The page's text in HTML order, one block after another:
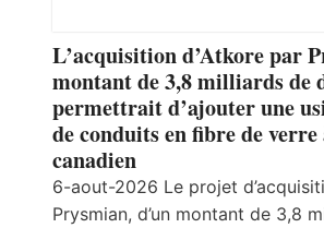
L’acquisition d’Atkore par
montant de 3,8 milliards de
permettrait d’ajouter une
de conduits en fibre de verre
canadien
6-aout-2026 Le projet
Prysmian, d’un montant de 3,8